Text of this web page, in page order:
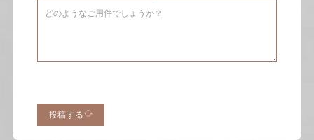
投稿する